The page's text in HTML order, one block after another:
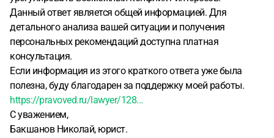
Данный ответ является общей информацией. Для
детального анализа вашей ситуации и получения
персональных рекомендаций доступна платная
консультация.
Если информация из этого краткого ответа уже была
полезна, буду благодарен за поддержку моей работы.
https://pravoved.ru/lawyer/128...
С уважением,
Бакшанов Николай, юрист.